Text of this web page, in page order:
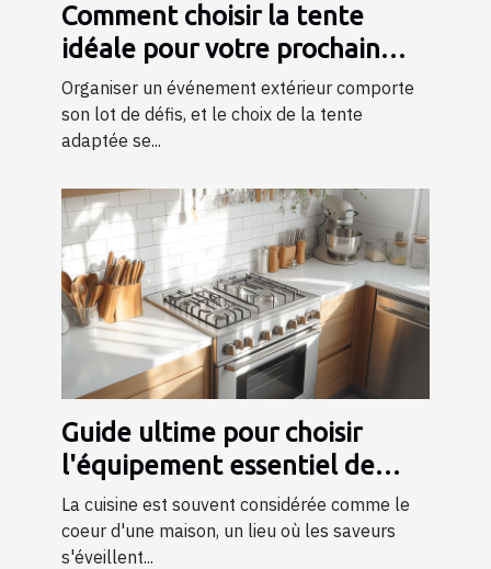
Comment choisir la tente
idéale pour votre prochain
événement ?
Organiser un événement extérieur comporte
son lot de défis, et le choix de la tente
adaptée se...
Guide ultime pour choisir
l'équipement essentiel de
cuisine
La cuisine est souvent considérée comme le
coeur d'une maison, un lieu où les saveurs
s'éveillent...